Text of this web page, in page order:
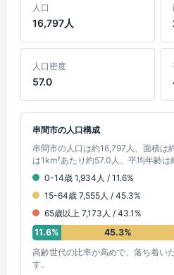
人口
16,797人
人口密度
57.0
串間市の人口構成
串間市の人口は約16,797人、面積は
は1km²あたり約57.0人、平均年齢は
0-14歳 1,934人 / 11.6%
15-64歳 7,555人 / 45.3%
65歳以上 7,173人 / 43.1%
11.6%
45.3%
高齢世代の比率が高めで、落ち着い
す。